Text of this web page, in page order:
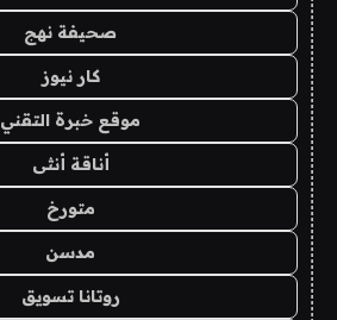
صحيفة نهج
كار نيوز
موقع خبرة التقني
أناقة أنثى
متورخ
مدسن
روتانا تسويق